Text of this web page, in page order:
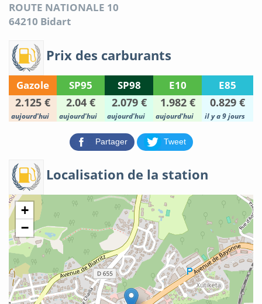
ROUTE NATIONALE 10
64210 Bidart
Prix des carburants
Gazole SP95 SP98 E10 E85
2.125 € 2.04 € 2.079 € 1.982 € 0.829 €
aujourd'hui aujourd'hui aujourd'hui aujourd'hui il y a 9 jours
Partager Tweet
Localisation de la station
+
−